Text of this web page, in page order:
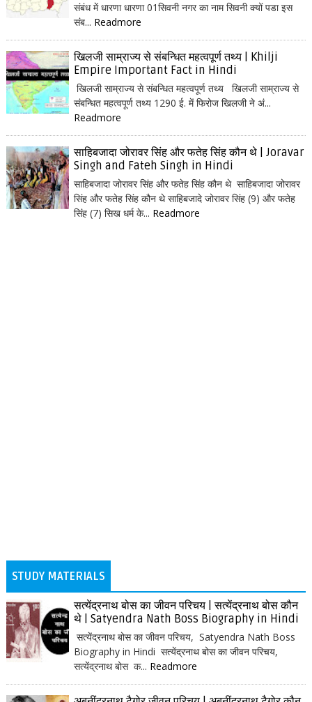
संबंध में धारणा धारणा 01सिवनी नगर का नाम सिवनी क्यों पडा इस
संब... Readmore
खिलजी साम्राज्य से संबन्धित महत्वपूर्ण तथ्य | Khilji
Empire Important Fact in Hindi
खिलजी साम्राज्य से संबन्धित महत्वपूर्ण तथ्य खिलजी साम्राज्य से
संबन्धित महत्वपूर्ण तथ्य 1290 ई. में फिरोज खिलजी ने अं...
Readmore
साहिबजादा जोरावर सिंह और फतेह सिंह कौन थे | Joravar
Singh and Fateh Singh in Hindi
साहिबजादा जोरावर सिंह और फतेह सिंह कौन थे साहिबजादा जोरावर
सिंह और फतेह सिंह कौन थे साहिबजादे जोरावर सिंह (9) और फतेह
सिंह (7) सिख धर्म के... Readmore
STUDY MATERIALS
सत्येंद्रनाथ बोस का जीवन परिचय | सत्येंद्रनाथ बोस कौन
थे | Satyendra Nath Boss Biography in Hindi
सत्येंद्रनाथ बोस का जीवन परिचय, Satyendra Nath Boss
Biography in Hindi सत्येंद्रनाथ बोस का जीवन परिचय,
सत्येंद्रनाथ बोस क... Readmore